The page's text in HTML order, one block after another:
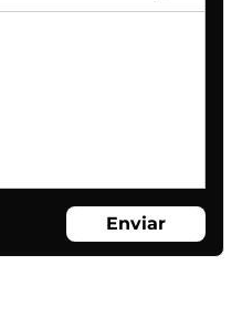
Enviar